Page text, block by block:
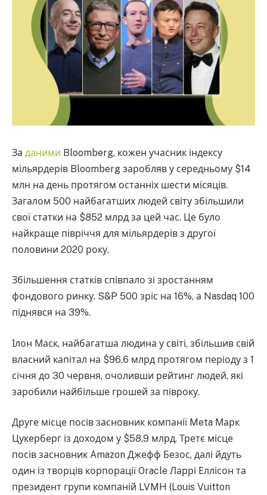
За даними Bloomberg, кожен учасник індексу
мільярдерів Bloomberg заробляв у середньому $14
млн на день протягом останніх шести місяців.
Загалом 500 найбагатших людей світу збільшили
свої статки на $852 млрд за цей час. Це було
найкраще півріччя для мільярдерів з другої
половини 2020 року.
Збільшення статків співпало зі зростанням
фондового ринку. S&P 500 зріс на 16%, а Nasdaq 100
піднявся на 39%.
Ілон Маск, найбагатша людина у світі, збільшив свій
власний капітал на $96,6 млрд протягом періоду з 1
січня до 30 червня, очоливши рейтинг людей, які
заробили найбільше грошей за півроку.
Друге місце посів засновник компанії Meta Марк
Цукерберг із доходом у $58,9 млрд. Третє місце
посів засновник Amazon Джефф Безос, далі йдуть
один із творців корпорації Oracle Ларрі Еллісон та
президент групи компаній LVMH (Louis Vuitton